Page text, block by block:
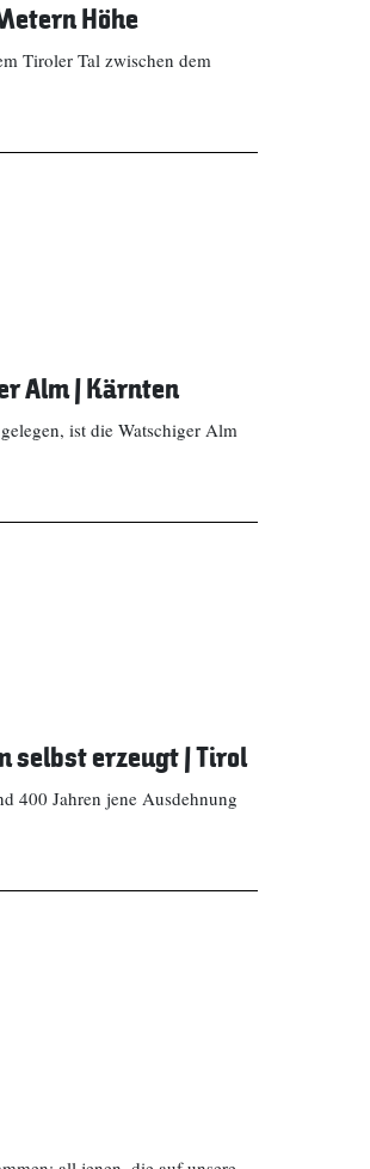
Höhe
Tiroler Tal zwischen dem
Alm | Kärnten
ist die Watschiger Alm
selbst erzeugt | Tirol
400 Jahren jene Ausdehnung